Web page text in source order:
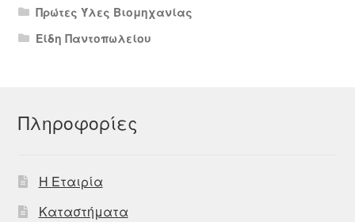
Πρώτες Ύλες Βιομηχανίας
Είδη Παντοπωλείου
Πληροφορίες
Η Εταιρία
Καταστήματα